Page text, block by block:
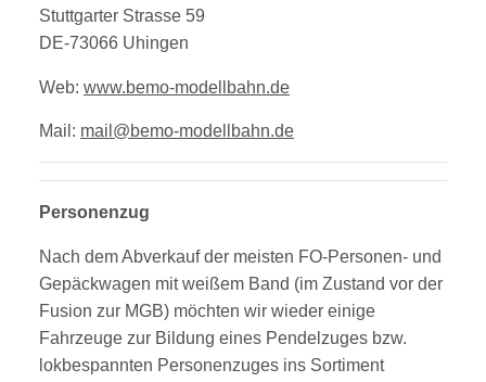
Stuttgarter Strasse 59
DE-73066 Uhingen
Web: www.bemo-modellbahn.de
Mail: mail@bemo-modellbahn.de
Personenzug
Nach dem Abverkauf der meisten FO-Personen- und
Gepäckwagen mit weißem Band (im Zustand vor der
Fusion zur MGB) möchten wir wieder einige
Fahrzeuge zur Bildung eines Pendelzuges bzw.
lokbespannten Personenzuges ins Sortiment